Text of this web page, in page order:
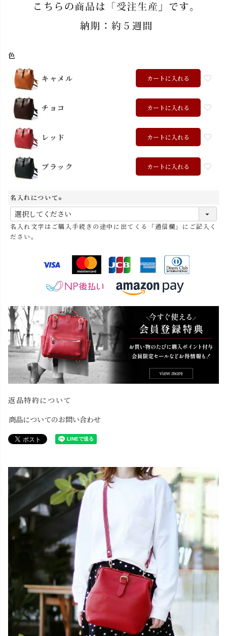
色
キャメル カートに入れる
チョコ カートに入れる
レッド カートに入れる
ブラック カートに入れる
名入れについて
(
必
須
名入れ文字はご購入手続きの途中に出てくる「通信欄」にご記入く
ださい。
返品特約について
商品についてのお問い合わせ